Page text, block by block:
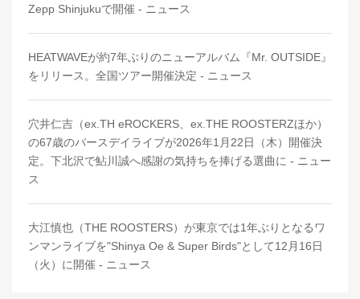
Zepp Shinjukuで開催 - ニュース
HEATWAVEが約7年ぶりのニューアルバム『Mr. OUTSIDE』
をリリース。全国ツアー開催決定 - ニュース
穴井仁吉（ex.TH eROCKERS、ex.THE ROOSTERZほか）
の67歳のバースデイライブが2026年1月22日（木）開催決
定。下北沢で鮎川誠へ感謝の気持ちを捧げる選曲に - ニュー
ス
大江慎也（THE ROOSTERS）が東京では1年ぶりとなるワ
ンマンライブを"Shinya Oe & Super Birds"として12月16日
（火）に開催 - ニュース